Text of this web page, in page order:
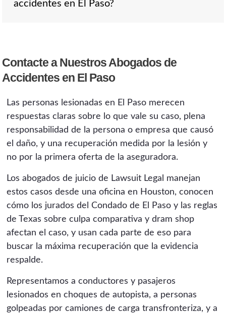
responsable correcto y la póliza correcta a
tiempo es el corazón de un caso fronterizo.
50 por ciento o menos. Texas sigue la
si usted tiene más del 50 por ciento de la
culpa. Espere que la aseguradora argumente
evidencia física y la investigación temprana
importan tanto.
accidentes en El Paso?
honorarios de contingencia, así que no paga
ningún honorario a menos que recuperemos
porcentaje de la recuperación. La consulta es
gratuita y está disponible 24/7, y el honorario
se explica con claridad durante la revisión.
Contacte a Nuestros Abogados de
Accidentes en El Paso
Las personas lesionadas en El Paso merecen
respuestas claras sobre lo que vale su caso, plena
responsabilidad de la persona o empresa que causó
el daño, y una recuperación medida por la lesión y
no por la primera oferta de la aseguradora.
Los abogados de juicio de Lawsuit Legal manejan
estos casos desde una oficina en Houston, conocen
cómo los jurados del Condado de El Paso y las reglas
de Texas sobre culpa comparativa y dram shop
afectan el caso, y usan cada parte de eso para
buscar la máxima recuperación que la evidencia
respalde.
Representamos a conductores y pasajeros
lesionados en choques de autopista, a personas
golpeadas por camiones de carga transfronteriza, y a